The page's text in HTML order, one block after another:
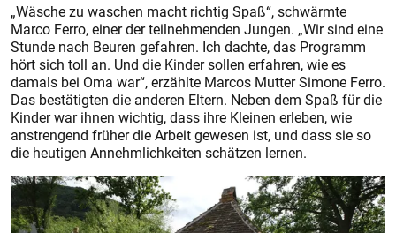
„Wäsche zu waschen macht richtig Spaß“, schwärmte
Marco Ferro, einer der teilnehmenden Jungen. „Wir sind eine
Stunde nach Beuren gefahren. Ich dachte, das Programm
hört sich toll an. Und die Kinder sollen erfahren, wie es
damals bei Oma war“, erzählte Marcos Mutter Simone Ferro.
Das bestätigten die anderen Eltern. Neben dem Spaß für die
Kinder war ihnen wichtig, dass ihre Kleinen erleben, wie
anstrengend früher die Arbeit gewesen ist, und dass sie so
die heutigen Annehmlichkeiten schätzen lernen.